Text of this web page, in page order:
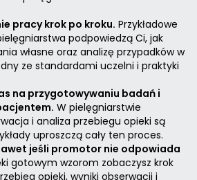
pracy krok po kroku. Przykładowe
podpowiedzą Ci, jak
własne oraz analizę przypadków w
ze standardami uczelni i praktyki
na przygotowywaniu badań i
W pielęgniarstwie
i analiza przebiegu opieki są
uproszczą cały ten proces.
jeśli promotor nie odpowiada
gotowym wzorom zobaczysz krok
opieki, wyniki obserwacji i